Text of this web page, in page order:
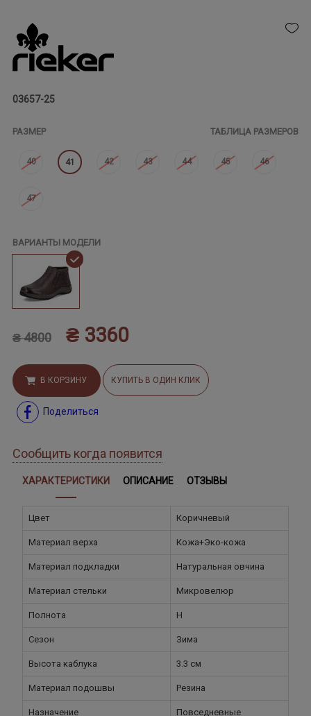
03657-25
РАЗМЕР ТАБЛИЦА РАЗМЕРОВ
40 41 42 43 44 45 46
47
ВАРИАНТЫ МОДЕЛИ
₴ 4800 ₴ 3360
В КОРЗИНУ КУПИТЬ В ОДИН КЛИК
Поделиться
Сообщить когда появится
ХАРАКТЕРИСТИКИ ОПИСАНИЕ ОТЗЫВЫ
Цвет Коричневый
Материал верха Кожа+Эко-кожа
Материал подкладки Натуральная овчина
Материал стельки Микровелюр
Полнота H
Сезон Зима
Высота каблука 3.3 см
Материал подошвы Резина
Назначение Повседневные